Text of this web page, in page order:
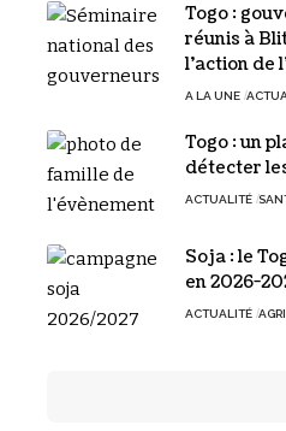
Togo :
réunis à
l’action de
A LA UNE
Togo : un
détecter
ACTUALITÉ
Soja : le
en 2026-
ACTUALITÉ